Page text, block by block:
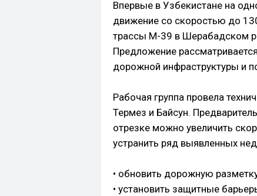
Впервые в Узбекистане на
движение со скоростью до
трассы М-39 в Шерабадском
Предложение
дорожной инфраструктуры и
Рабочая группа провела
Термез и Байсун.
отрезке можно увеличить
устранить ряд выявленных
• обновить дорожную
• установить защитные